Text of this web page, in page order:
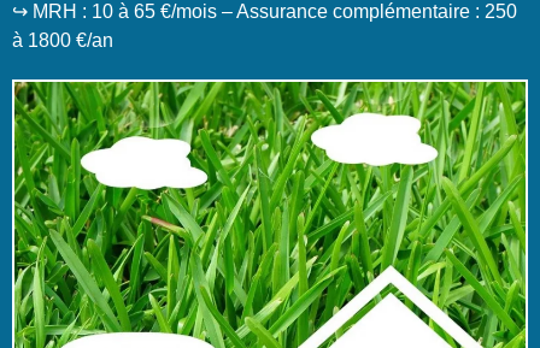
↪️ MRH : 10 à 65 €/mois – Assurance complémentaire : 250
à 1800 €/an